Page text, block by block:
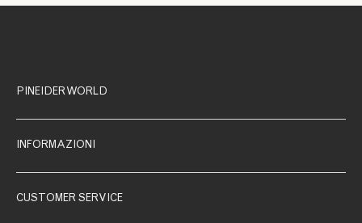
PINEIDER WORLD
INFORMAZIONI
CUSTOMER SERVICE